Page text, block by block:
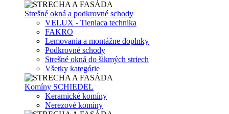
Strešné okná a podkrovné schody
VELUX - Tieniaca technika
FAKRO
Lemovania a montážne doplnky
Podkrovné schody
Strešné okná do šikmých striech
Všetky kategórie
Komíny SCHIEDEL
Keramické komíny
Nerezové komíny